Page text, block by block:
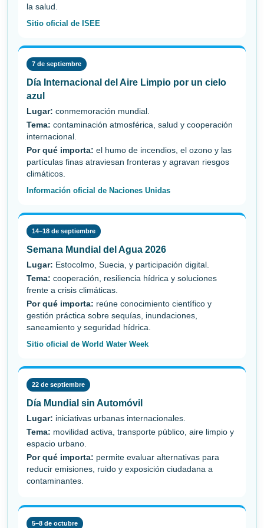
la salud.
Sitio oficial de ISEE
7 de septiembre
Día Internacional del Aire Limpio por un cielo
azul
Lugar: conmemoración mundial.
Tema: contaminación atmosférica, salud y cooperación
internacional.
Por qué importa: el humo de incendios, el ozono y las
partículas finas atraviesan fronteras y agravan riesgos
climáticos.
Información oficial de Naciones Unidas
14–18 de septiembre
Semana Mundial del Agua 2026
Lugar: Estocolmo, Suecia, y participación digital.
Tema: cooperación, resiliencia hídrica y soluciones
frente a crisis climáticas.
Por qué importa: reúne conocimiento científico y
gestión práctica sobre sequías, inundaciones,
saneamiento y seguridad hídrica.
Sitio oficial de World Water Week
22 de septiembre
Día Mundial sin Automóvil
Lugar: iniciativas urbanas internacionales.
Tema: movilidad activa, transporte público, aire limpio y
espacio urbano.
Por qué importa: permite evaluar alternativas para
reducir emisiones, ruido y exposición ciudadana a
contaminantes.
5–8 de octubre